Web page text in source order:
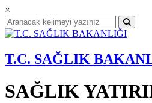
×
T.C. SAĞLIK
SAĞLIK